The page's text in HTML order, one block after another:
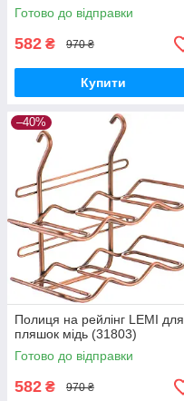
Готово до відправки
582 ₴ 970 ₴
Купити
–40%
Полиця на рейлінг LEMI для
пляшок мідь (31803)
Готово до відправки
582 ₴ 970 ₴